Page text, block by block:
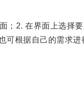
2. 在界面上选择
可根据自己的需求